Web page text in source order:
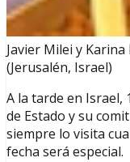
Javier Milei y
(Jerusalén, Israel)
A la tarde en Israel,
de Estado y su
siempre lo visita
fecha será especial.